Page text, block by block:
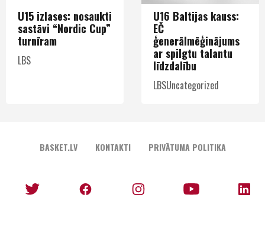
U15 izlases: nosaukti
sastāvi “Nordic Cup”
turnīram
LBS
U16 Baltijas kauss:
EČ
ģenerālmēģinājums
ar spilgtu talantu
līdzdalību
LBSUncategorized
BASKET.LV KONTAKTI PRIVĀTUMA POLITIKA